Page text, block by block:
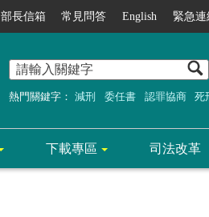
部長信箱 常見問答 English 緊急
熱門關鍵字： 減刑 委任書 認罪協商 死
下載專區 司法改革